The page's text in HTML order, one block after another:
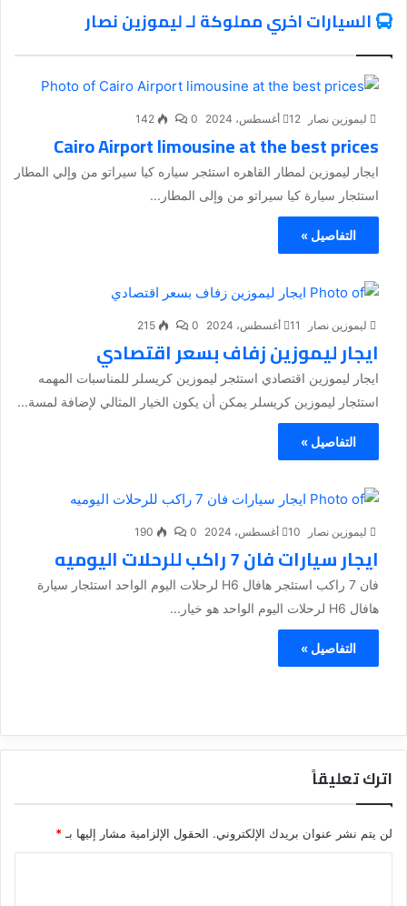
السيارات اخري مملوكة لـ ليموزين نصار
ليموزين نصار 12 أغسطس، 2024 0
142
Cairo Airport limousine at the best prices
ايجار ليموزين لمطار القاهره استئجر سياره كيا سيراتو من وإلي المطار
استئجار سيارة كيا سيراتو من وإلى المطار...
التفاصيل »
ليموزين نصار 11 أغسطس، 2024 0
215
ايجار ليموزين زفاف بسعر اقتصادي
ايجار ليموزين اقتصادي استئجر ليموزين كريسلر للمناسبات المهمه
استئجار ليموزين كريسلر يمكن أن يكون الخيار المثالي لإضافة لمسة...
التفاصيل »
ليموزين نصار 10 أغسطس، 2024 0
190
ايجار سيارات فان 7 راكب للرحلات اليوميه
فان 7 راكب استئجر هافال H6 لرحلات اليوم الواحد استئجار سيارة
هافال H6 لرحلات اليوم الواحد هو خيار...
التفاصيل »
اترك تعليقاً
لن يتم نشر عنوان بريدك الإلكتروني. الحقول الإلزامية مشار إليها بـ *